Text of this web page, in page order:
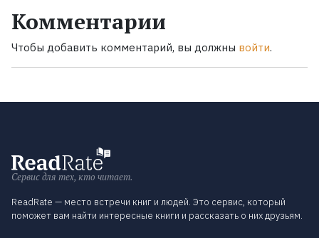
Комментарии
Чтобы добавить комментарий, вы должны войти.
Сервис для тех, кто читает.
ReadRate — место встречи книг и людей. Это сервис, который
поможет вам найти интересные книги и рассказать о них друзьям.